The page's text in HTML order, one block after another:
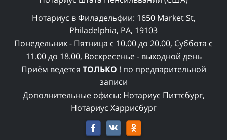
Нотариус в Филадельфии: 1650 Market St,
Philadelphia, PA, 19103
Понедельник - Пятница с 10.00 до 20.00, Суббота с
11.00 до 18.00, Воскресенье - выходной день
Приём ведется ТОЛЬКО ! по предварительной
записи
Дополнительные офисы: Нотариус Питтсбург,
Нотариус Харрисбург